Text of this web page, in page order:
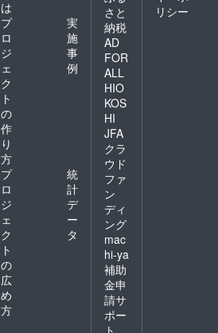
は
プ
ロ
ジ
ェ
ク
ト
の
作
り
方
実
施
事
例
プ
ロ
ジ
ェ
ク
ト
の
広
め
方
統
計
デ
ー
タ
さと
納税
AD
FOR
ALL
HIO
KOS
HI
JFA
クラ
ウド
ファ
ン
ディ
ング
mac
hi-ya
補助
金申
請サ
ポー
ト
リシー